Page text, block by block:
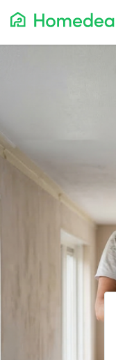
Architect
Bestrating
Cv-ketels